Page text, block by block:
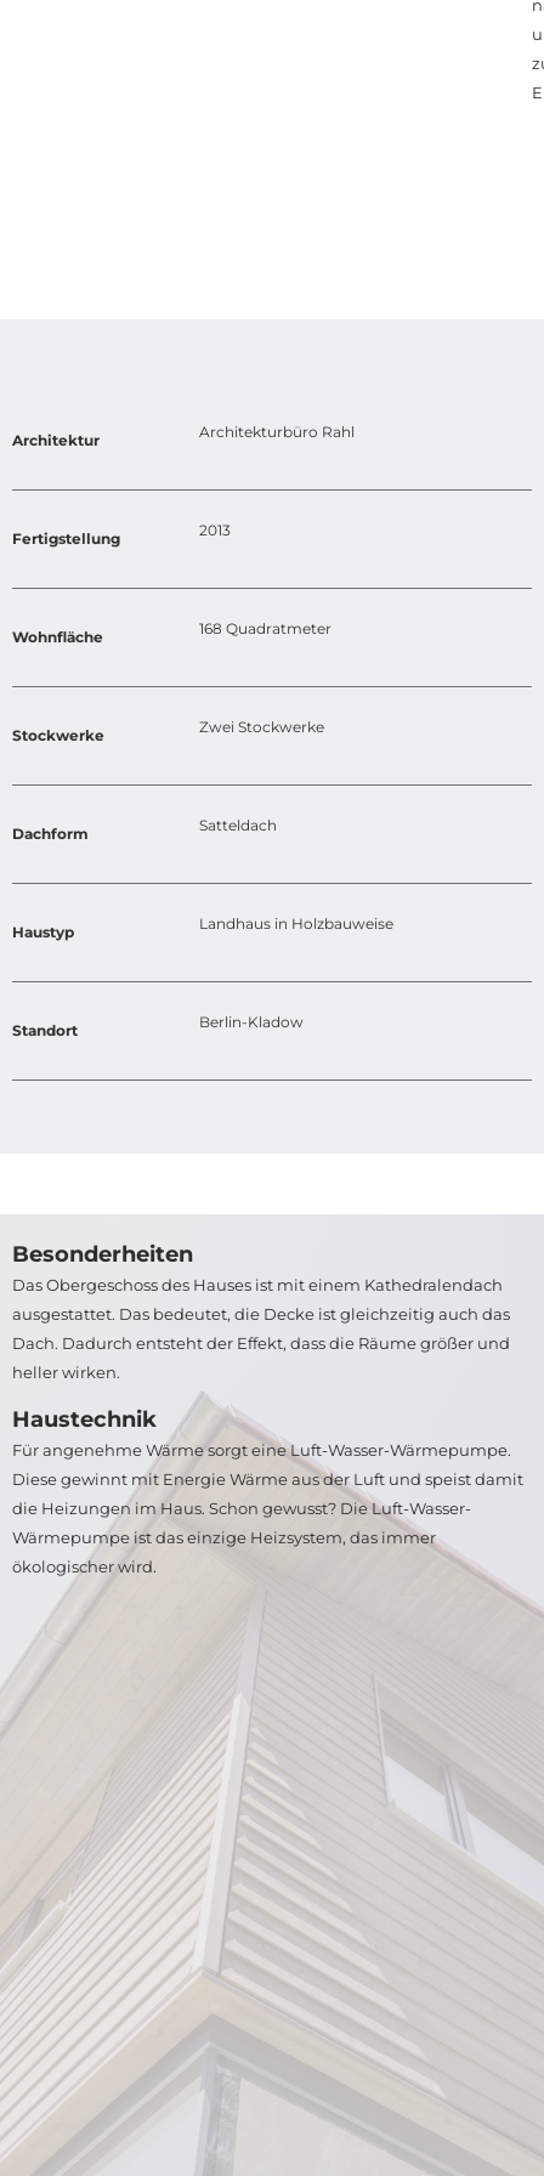
Architektur Architekturbüro Rahl
Fertigstellung 2013
Wohnfläche 168 Quadratmeter
Stockwerke Zwei Stockwerke
Dachform Satteldach
Haustyp Landhaus in Holzbauweise
Standort Berlin-Kladow
Besonderheiten
Das Obergeschoss des Hauses ist mit einem Kathedralendach
ausgestattet. Das bedeutet, die Decke ist gleichzeitig auch das
Dach. Dadurch entsteht der Effekt, dass die Räume größer und
heller wirken.
Haustechnik
Für angenehme Wärme sorgt eine Luft-Wasser-Wärmepumpe.
Diese gewinnt mit Energie Wärme aus der Luft und speist damit
die Heizungen im Haus. Schon gewusst? Die Luft-Wasser-
Wärmepumpe ist das einzige Heizsystem, das immer
ökologischer wird.